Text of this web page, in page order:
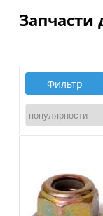
Запчасти
Фильтр